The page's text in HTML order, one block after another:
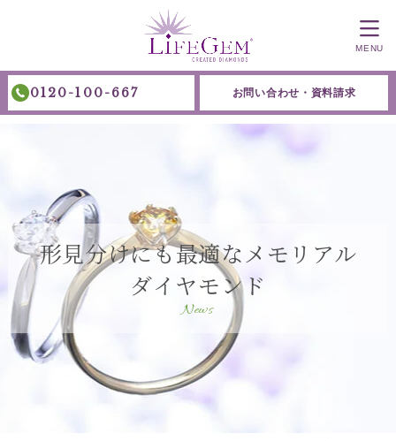
0120-100-667 お問い合わせ・資料請求
MENU
形見分けにも最適なメモリアル
ダイヤモンド
News